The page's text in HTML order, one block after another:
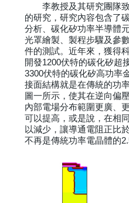
李教授及其研究團隊致
的研究，研究內容包含了
分析、碳化矽功率半導體
光罩繪製、製程步驟及參
件的測試。近年來，獲得
開發1200伏特的碳化矽超
3300伏特的碳化矽高功率
接面結構就是在傳統的功
圖一所示，使其在逆向偏
內部電場分布範圍更廣、
可以提高，或是說，在相
以減少，讓導通電阻正比
不再是傳統功率電晶體的